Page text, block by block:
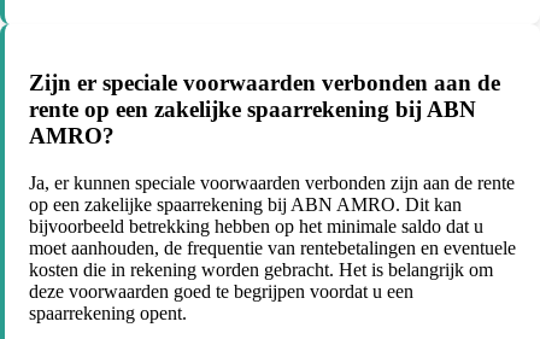
Zijn er speciale voorwaarden verbonden aan de
rente op een zakelijke spaarrekening bij ABN
AMRO?
Ja, er kunnen speciale voorwaarden verbonden zijn aan de rente
op een zakelijke spaarrekening bij ABN AMRO. Dit kan
bijvoorbeeld betrekking hebben op het minimale saldo dat u
moet aanhouden, de frequentie van rentebetalingen en eventuele
kosten die in rekening worden gebracht. Het is belangrijk om
deze voorwaarden goed te begrijpen voordat u een
spaarrekening opent.